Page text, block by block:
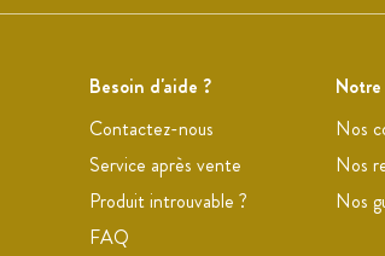
Besoin d'aide ?
Contactez-nous
Service après vente
Produit introuvable ?
FAQ
Nos
Nos
Nos